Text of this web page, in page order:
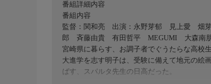
番組詳細内容
番組内容
監督：関和亮 出演：永野芽郁 見上愛
郎 斉藤由貴 有田哲平 MEGUMI 大森南
宮崎県に暮らす、お調子者でぐうたらな高校
大進学を志す明子は、受験に備えて地元の絵
ばす、スパルタ先生の日高だった。